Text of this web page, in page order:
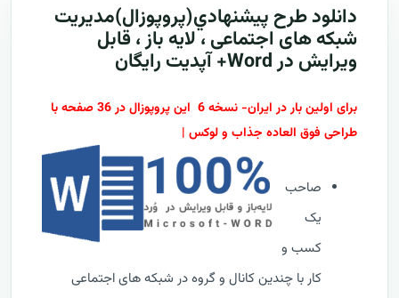
دانلود طرح پيشنهادي(پروپوزال)مدیریت
شبکه های اجتماعی ، لایه باز ، قابل
ویرایش در Word+ آپدیت رایگان
برای اولین بار در ایران- نسخه 6 این پروپوزال در 36 صفحه با
طراحی فوق العاده جذاب و لوکس |
صاحب
یک
کسب و
کار با چندین کانال و گروه در شبکه های اجتماعی